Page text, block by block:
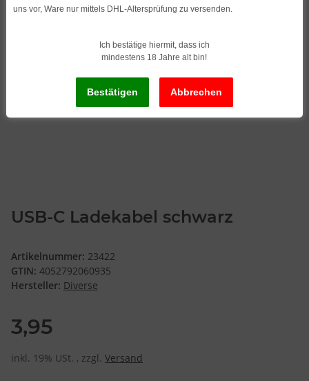
USB-C Ladekabel schwarz
Artikelnummer: 23422
GTIN: 4052792060935
Hersteller: Diverse
3,95
inkl. 19% USt. , zzgl. Versand
uns vor, Ware nur mittels DHL-Altersprüfung zu versenden.
Ich bestätige hiermit, dass ich
mindestens 18 Jahre alt bin!